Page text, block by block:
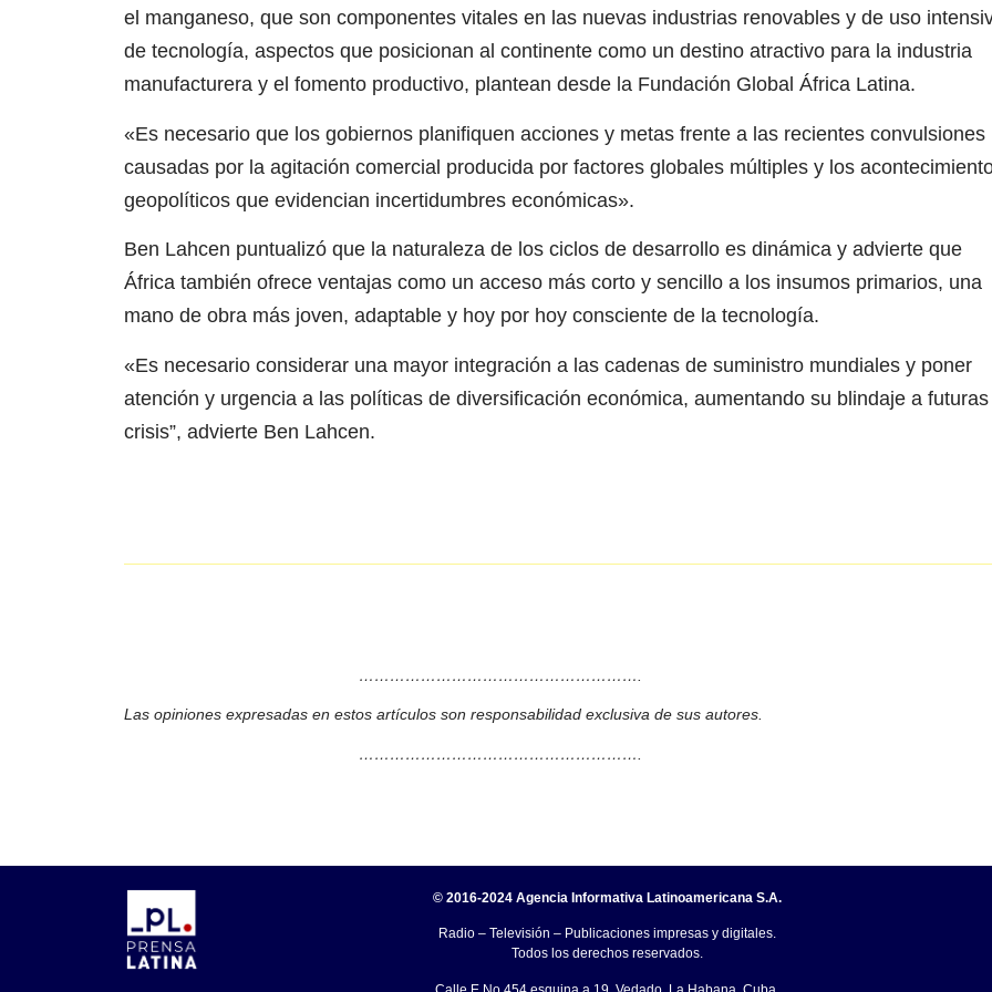
el manganeso, que son componentes vitales en las nuevas industrias renovables y de uso
de tecnología, aspectos que posicionan al continente como un destino atractivo para la industria
manufacturera y el fomento productivo, plantean desde la Fundación Global África Latina.
«Es necesario que los gobiernos planifiquen acciones y metas frente a las recientes convulsiones
causadas por la agitación comercial producida por factores globales múltiples y los
geopolíticos que evidencian incertidumbres económicas».
Ben Lahcen puntualizó que la naturaleza de los ciclos de desarrollo es dinámica y advierte que
África también ofrece ventajas como un acceso más corto y sencillo a los insumos primarios, una
mano de obra más joven, adaptable y hoy por hoy consciente de la tecnología.
«Es necesario considerar una mayor integración a las cadenas de suministro mundiales y poner
atención y urgencia a las políticas de diversificación económica, aumentando su blindaje a futuras
crisis”, advierte Ben Lahcen.
……………………………………………….
Las opiniones expresadas en estos artículos son responsabilidad exclusiva de sus autores.
……………………………………………….
© 2016-2024 Agencia Informativa Latinoamericana S.A.
Radio – Televisión – Publicaciones impresas y digitales.
Todos los derechos reservados.